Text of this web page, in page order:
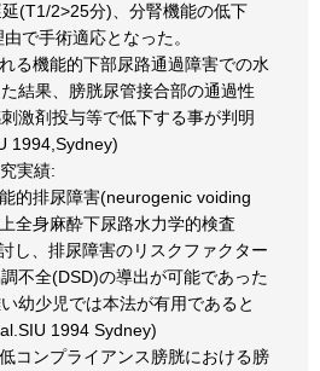
(T1/2>25分)、分腎機能の低下
で手術適応となった。
る機能的下部尿路通過障害での水
結果、膀胱尿管接合部の通過性
激剤投与等で低下する事が判明
1994,Sydney)
実績:
的排尿障害(neurogenic voiding
全身麻酔下尿路水力学的検査
し、排尿障害のリスクファクター
不全(DSD)の導出が可能であった
幼少児では本法が有用であると
1994 Sydney)
コンプライアンス膀胱における膀